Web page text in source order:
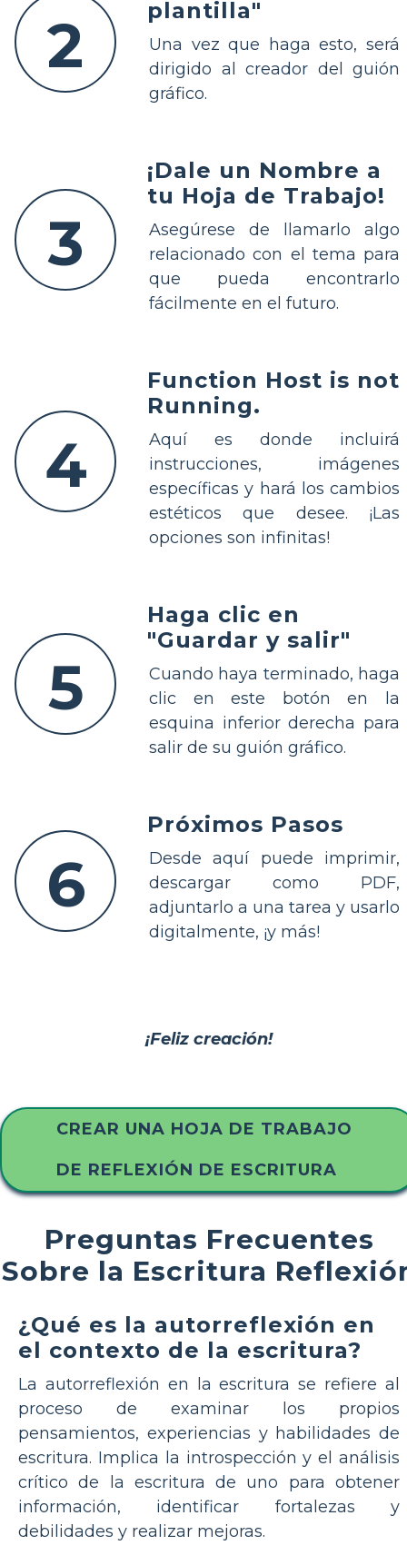
2 plantilla"
Una vez que haga esto, será
dirigido al creador del guión
gráfico.
3
¡Dale un Nombre a
tu Hoja de Trabajo!
Asegúrese de llamarlo algo
relacionado con el tema para
que pueda encontrarlo
fácilmente en el futuro.
4
Function Host is not
Running.
Aquí es donde incluirá
instrucciones, imágenes
específicas y hará los cambios
estéticos que desee. ¡Las
opciones son infinitas!
5
Haga clic en
"Guardar y salir"
Cuando haya terminado, haga
clic en este botón en la
esquina inferior derecha para
salir de su guión gráfico.
6
Próximos Pasos
Desde aquí puede imprimir,
descargar como PDF,
adjuntarlo a una tarea y usarlo
digitalmente, ¡y más!
¡Feliz creación!
CREAR UNA HOJA DE TRABAJO
DE REFLEXIÓN DE ESCRITURA
Preguntas Frecuentes
Sobre la Escritura
¿Qué es la autorreflexión en
el contexto de la escritura?
La autorreflexión en la escritura se refiere al
proceso de examinar los propios
pensamientos, experiencias y habilidades de
escritura. Implica la introspección y el análisis
crítico de la escritura de uno para obtener
información, identificar fortalezas y
debilidades y realizar mejoras.